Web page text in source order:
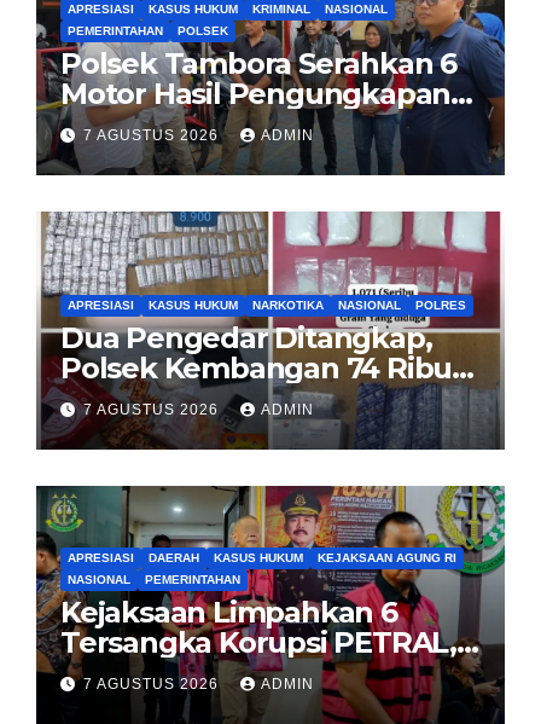
APRESIASI KASUS HUKUM KRIMINAL
NASIONAL
PEMERINTAHAN
POLSEK
Polsek Tambora Serahkan 6
Motor Hasil Pengungkapan
Kasus Curanmor Kepada
Pemilik Yang sah
7 AGUSTUS 2026 ADMIN
APRESIASI KASUS HUKUM NARKOTIKA NASIONAL POLRES
Dua Pengedar Ditangkap,
Polsek Kembangan 74 Ribu
Obat Keras, Sabu Hingga
Puluhan Vape Etomidate
Diamankan
7 AGUSTUS 2026 ADMIN
APRESIASI DAERAH KASUS HUKUM
KEJAKSAAN AGUNG RI
NASIONAL
PEMERINTAHAN
Kejaksaan Limpahkan 6
Tersangka Korupsi PETRAL,
PES dan ISC ke PN Tipikor
Jakarta Pusat
7 AGUSTUS 2026 ADMIN